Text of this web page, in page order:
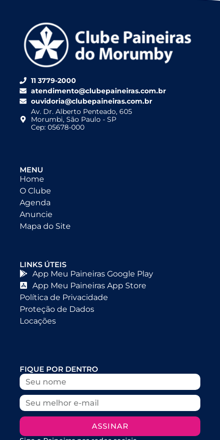
11 3779-2000
atendimento@clubepaineiras.com.br
ouvidoria@clubepaineiras.com.br
Av. Dr. Alberto Penteado, 605
Morumbi, São Paulo - SP
Cep: 05678-000
MENU
Home
O Clube
Agenda
Anuncie
Mapa do Site
LINKS ÚTEIS
App Meu Paineiras Google Play
App Meu Paineiras App Store
Política de Privacidade
Proteção de Dados
Locações
FIQUE POR DENTRO
ASSINAR